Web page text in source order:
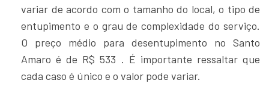
variar de acordo com o tamanho do local, o tipo de
entupimento e o grau de complexidade do serviço.
O preço médio para desentupimento no Santo
Amaro é de R$ 533 . É importante ressaltar que
cada caso é único e o valor pode variar.